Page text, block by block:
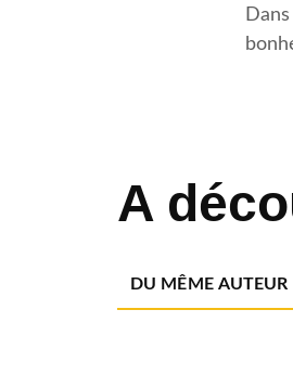
Dans
A
DU MÊME AUTEUR